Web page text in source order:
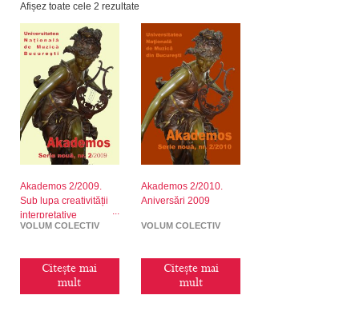
Afișez toate cele 2 rezultate
Akademos 2/2009.
Sub lupa creativității
interpretative
VOLUM COLECTIV
Citește mai
mult
Akademos 2/2010.
Aniversări 2009
VOLUM COLECTIV
Citește mai
mult